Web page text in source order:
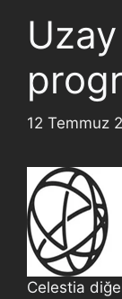
12 Temmuz
Celestia